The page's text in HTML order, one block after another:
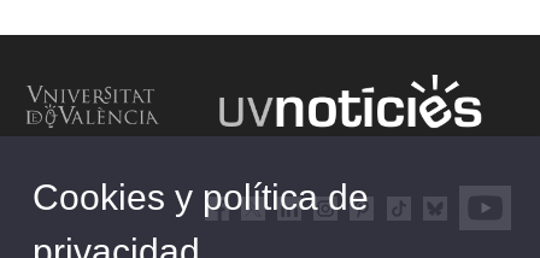
Cookies y política de